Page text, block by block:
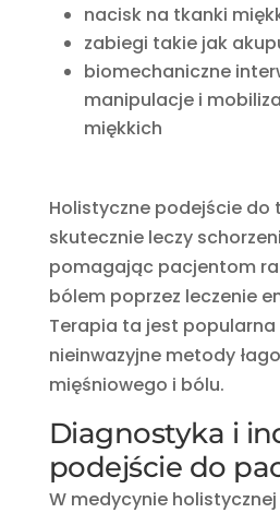
nacisk na tkanki
zabiegi takie jak
biomechaniczne
manipulacje i
miękkich
Holistyczne podejście do
skutecznie leczy
pomagając pacjentom
bólem poprzez leczenie
Terapia ta jest popularna
nieinwazyjne metody
mięśniowego i bólu.
Diagnostyka i
podejście do
W medycynie holistycznej